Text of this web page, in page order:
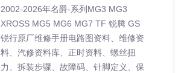
2002-2026年名爵-系列MG3 MG3
XROSS MG5 MG6 MG7 TF 锐腾 GS
锐行原厂维修手册电路图资料、维修资
料、汽修资料库、正时资料、螺丝扭
力、拆装步骤、故障码、针脚定义、保